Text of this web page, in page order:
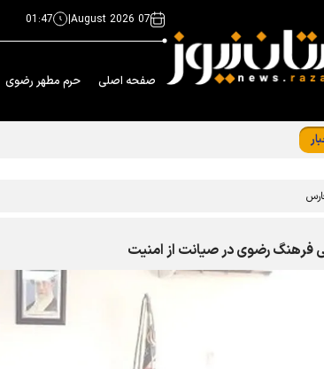
07 August 2026
|
01:47
صفحه اصلی حرم مطهر رضوی
فرهنگ رضوی در صیانت از امنیت